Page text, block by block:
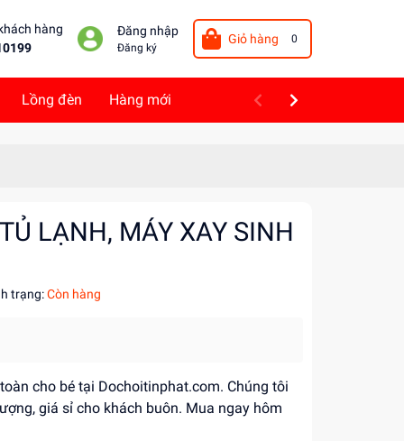
hàng
Đăng nhập
Đăng ký
Giỏ hàng 0
Lồng đèn Hàng mới
LẠNH, MÁY XAY SINH
trạng:Còn hàng
cho bé tại Dochoitinphat.com. Chúng tôi
giá sỉ cho khách buôn. Mua ngay hôm